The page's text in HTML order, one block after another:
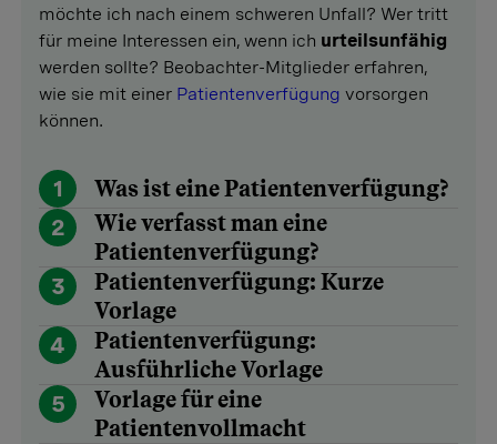
möchte ich nach einem schweren Unfall? Wer tritt
für meine Interessen ein, wenn ich urteilsunfähig
werden sollte? Beobachter-Mitglieder erfahren,
wie sie mit einer Patientenverfügung vorsorgen
können.
1
Was ist eine Patientenverfügung?
2
Wie verfasst man eine
Patientenverfügung?
3
Patientenverfügung: Kurze
Vorlage
4
Patientenverfügung:
Ausführliche Vorlage
5
Vorlage für eine
Patientenvollmacht